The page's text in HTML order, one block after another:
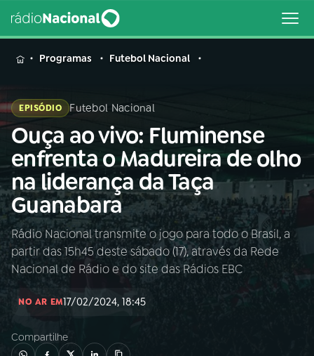
MENU
Buscar
na
Rádio
Nacional
Buscar
AO VIVO
01INÍCIO
02A RÁDIO
03PROGRAMAÇÃO
Programas Futebol Nacional
EPISÓDIO Futebol Nacional
Ouça ao vivo: Fluminense
enfrenta o Madureira de olho
na liderança da Taça
Guanabara
Rádio Nacional transmite o jogo para todo o Brasil, a
partir das 15h45 deste sábado (17), através da Rede
Nacional de Rádio e do site das Rádios EBC
NO AR EM17/02/2024, 18:45
Compartilhe